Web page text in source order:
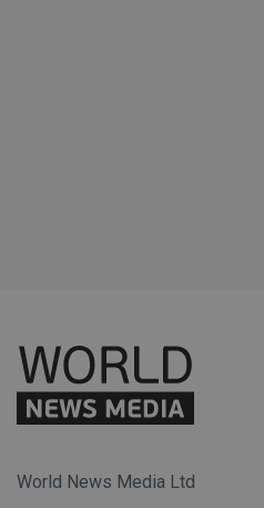
World News Media Ltd